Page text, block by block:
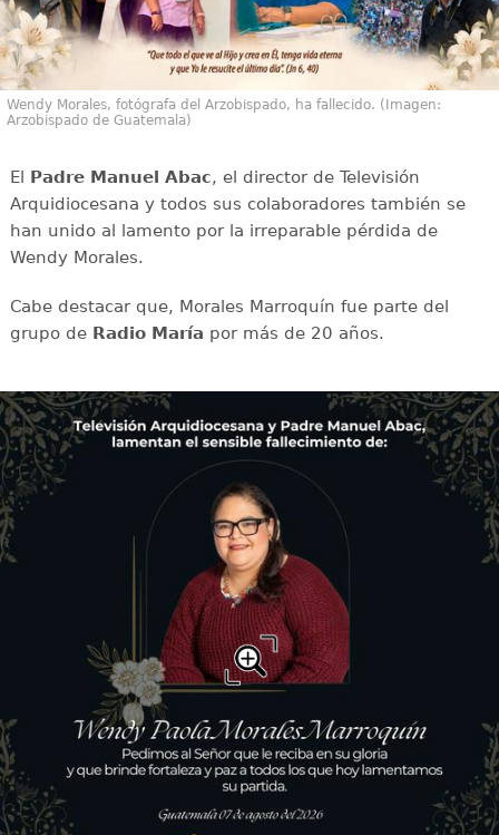
Wendy Morales, fotógrafa del Arzobispado, ha fallecido. (Imagen:
Arzobispado de Guatemala)
El Padre Manuel Abac, el director de Televisión
Arquidiocesana y todos sus colaboradores también se
han unido al lamento por la irreparable pérdida de
Wendy Morales.
Cabe destacar que, Morales Marroquín fue parte del
grupo de Radio María por más de 20 años.